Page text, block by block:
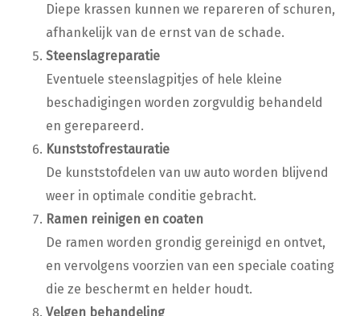
Diepe krassen kunnen we repareren of schuren,
afhankelijk van de ernst van de schade.
Steenslagreparatie
Eventuele steenslagpitjes of hele kleine
beschadigingen worden zorgvuldig behandeld
en gerepareerd.
Kunststofrestauratie
De kunststofdelen van uw auto worden blijvend
weer in optimale conditie gebracht.
Ramen reinigen en coaten
De ramen worden grondig gereinigd en ontvet,
en vervolgens voorzien van een speciale coating
die ze beschermt en helder houdt.
Velgen behandeling